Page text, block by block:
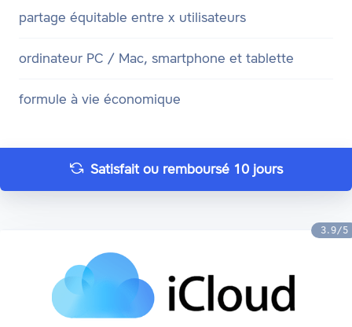
partage équitable entre x utilisateurs
ordinateur PC / Mac, smartphone et tablette
formule à vie économique
Satisfait ou remboursé 10 jours
3.9/5